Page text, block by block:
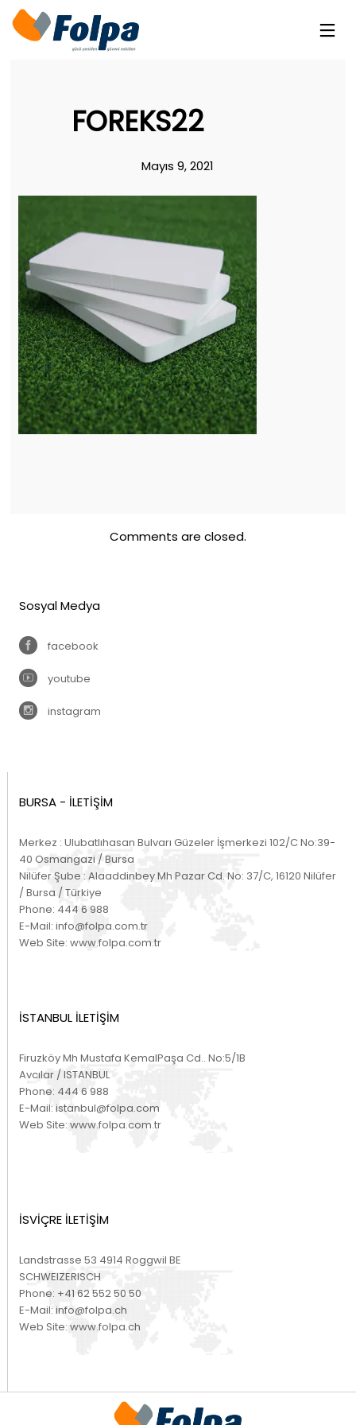
FOREKS22
Mayıs 9, 2021
Comments are closed.
Sosyal Medya
facebook
youtube
instagram
BURSA - İLETİŞİM
Merkez : Ulubatlıhasan Bulvarı Güzeler İşmerkezi 102/C No:39-
40 Osmangazi / Bursa
Nilüfer Şube : Alaaddinbey Mh Pazar Cd. No: 37/C, 16120 Nilüfer
/ Bursa / Türkiye
Phone: 444 6 988
E-Mail: info@folpa.com.tr
Web Site: www.folpa.com.tr
İSTANBUL İLETİŞİM
Firuzköy Mh Mustafa KemalPaşa Cd.. No:5/1B
Avcılar / ISTANBUL
Phone: 444 6 988
E-Mail: istanbul@folpa.com
Web Site: www.folpa.com.tr
İSVİÇRE İLETİŞİM
Landstrasse 53 4914 Roggwil BE
SCHWEIZERISCH
Phone: +41 62 552 50 50
E-Mail: info@folpa.ch
Web Site: www.folpa.ch